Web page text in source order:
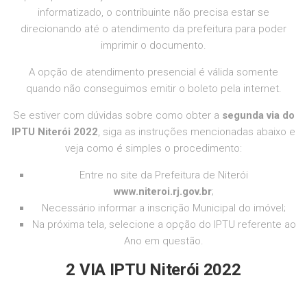
informatizado, o contribuinte não precisa estar se
direcionando até o atendimento da prefeitura para poder
imprimir o documento.
A opção de atendimento presencial é válida somente
quando não conseguimos emitir o boleto pela internet.
Se estiver com dúvidas sobre como obter a segunda via do
IPTU Niterói 2022, siga as instruções mencionadas abaixo e
veja como é simples o procedimento:
Entre no site da Prefeitura de Niterói
www.niteroi.rj.gov.br;
Necessário informar a inscrição Municipal do imóvel;
Na próxima tela, selecione a opção do IPTU referente ao
Ano em questão.
2 VIA IPTU Niterói 2022